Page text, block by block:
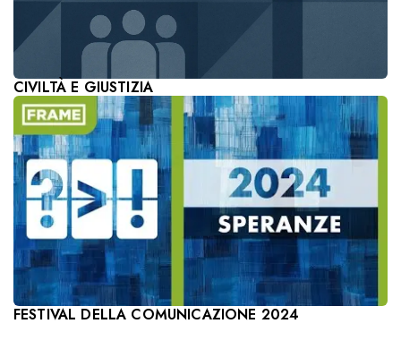
CIVILTÀ E GIUSTIZIA
FESTIVAL DELLA COMUNICAZIONE 2024